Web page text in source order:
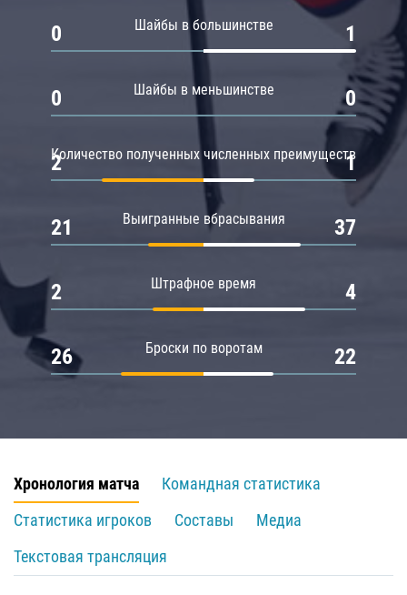
Шайбы в большинстве
0 1
Шайбы в меньшинстве
0 0
Количество полученных численных преимуществ
2 1
Выигранные вбрасывания
21 37
Штрафное время
2 4
Броски по воротам
26 22
Хронология матча
Командная статистика
Статистика игроков
Составы
Медиа
Текстовая трансляция